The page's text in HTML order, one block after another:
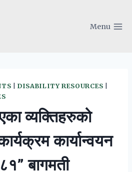
Menu
|DISABILITY RESOURCES
व्यक्तिहरुको
कार्यान्वयन
बागमती